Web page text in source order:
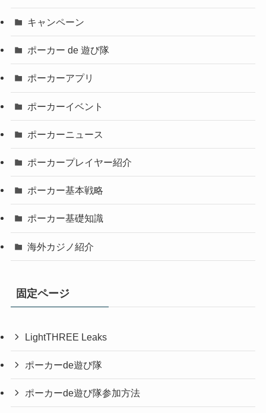
キャンペーン
ポーカー de 遊び隊
ポーカーアプリ
ポーカーイベント
ポーカーニュース
ポーカープレイヤー紹介
ポーカー基本戦略
ポーカー基礎知識
海外カジノ紹介
固定ページ
LightTHREE Leaks
ポーカーde遊び隊
ポーカーde遊び隊参加方法